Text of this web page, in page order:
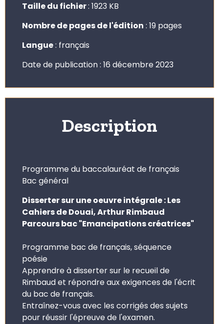
Taille du fichier: 1923 KB
Nombre de pages de l'édition : 19 pages
Langue: français
Date de publication : 16 décembre 2023
Description
Programme du baccalauréat de français
Bac général
Disserter sur une oeuvre intégrale : Les
Cahiers de Douai, Arthur Rimbaud
Parcours bac "Emancipations créatrices"
Programme bac de français, séquence
poésie
Apprendre à disserter sur le recueil de
Rimbaud et répondre aux exigences de l'écrit
du bac de français.
Entraînez-vous avec les corrigés des sujets
pour réussir l'épreuve de l'examen.